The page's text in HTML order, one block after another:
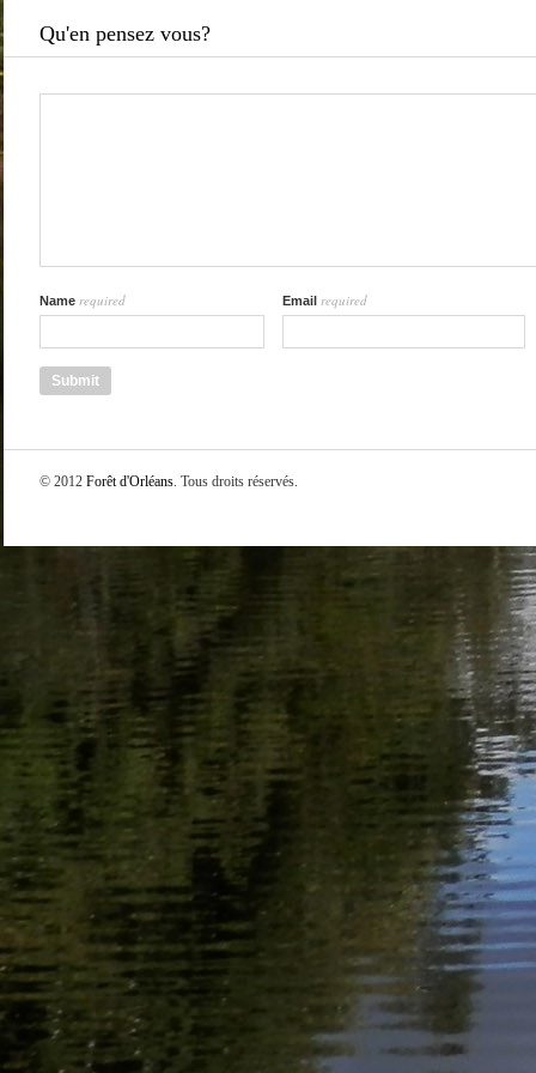
Qu'en pensez vous?
Name required Email required
© 2012 Forêt d'Orléans. Tous droits réservés.